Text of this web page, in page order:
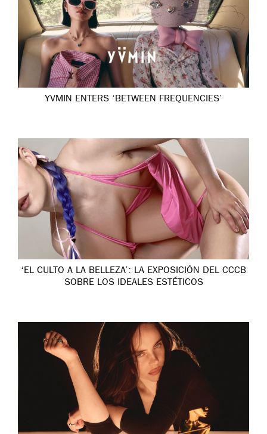
YVMIN ENTERS ‘BETWEEN FREQUENCIES’
‘EL CULTO A LA BELLEZA’: LA EXPOSICIÓN DEL CCCB
SOBRE LOS IDEALES ESTÉTICOS